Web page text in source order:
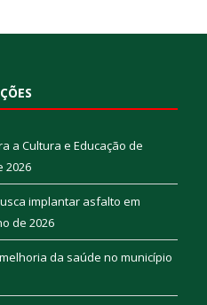
a Cultura e Educação de
2026
implantar asfalto em
de 2026
da saúde no município